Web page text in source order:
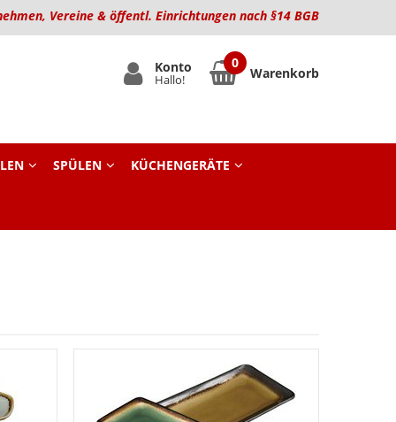
Vereine & öffentl. Einrichtungen nach §14 BGB
Konto
Hallo! Warenkorb
SPÜLEN KÜCHENGERÄTE